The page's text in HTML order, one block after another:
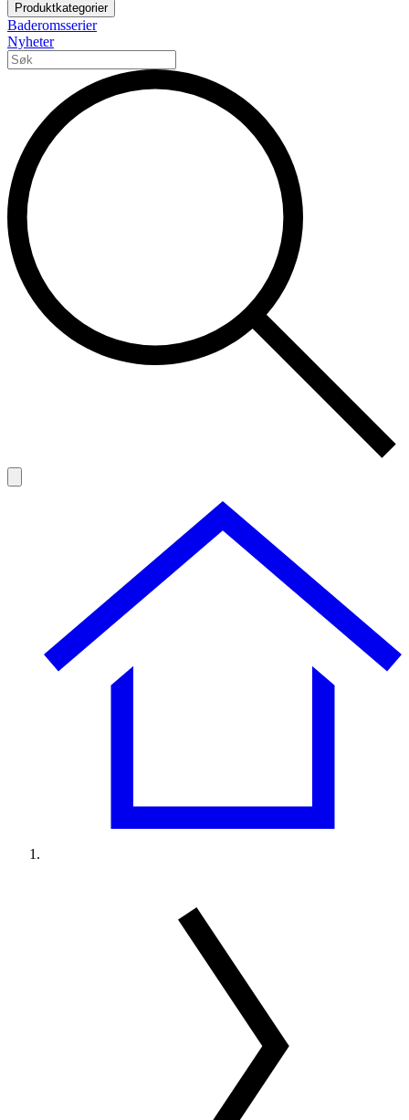
Produktkategorier
Baderomsserier
Nyheter